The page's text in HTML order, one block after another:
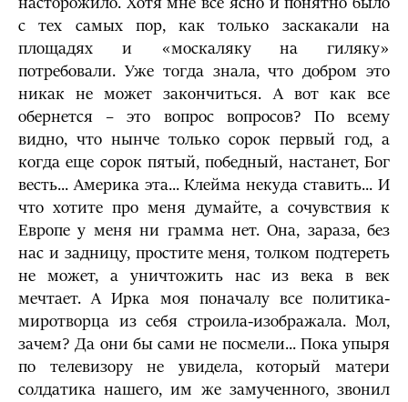
с тех самых пор, как только заскакали на
площадях и «москаляку на гиляку»
потребовали. Уже тогда знала, что добром это
никак не может закончиться. А вот как все
обернется – это вопрос вопросов? По всему
видно, что нынче только сорок первый год, а
когда еще сорок пятый, победный, настанет, Бог
весть... Америка эта... Клейма некуда ставить... И
что хотите про меня думайте, а сочувствия к
Европе у меня ни грамма нет. Она, зараза, без
нас и задницу, простите меня, толком подтереть
не может, а уничтожить нас из века в век
мечтает. А Ирка моя поначалу все политика-
миротворца из себя строила-изображала. Мол,
зачем? Да они бы сами не посмели... Пока упыря
по телевизору не увидела, который матери
солдатика нашего, им же замученного, звонил